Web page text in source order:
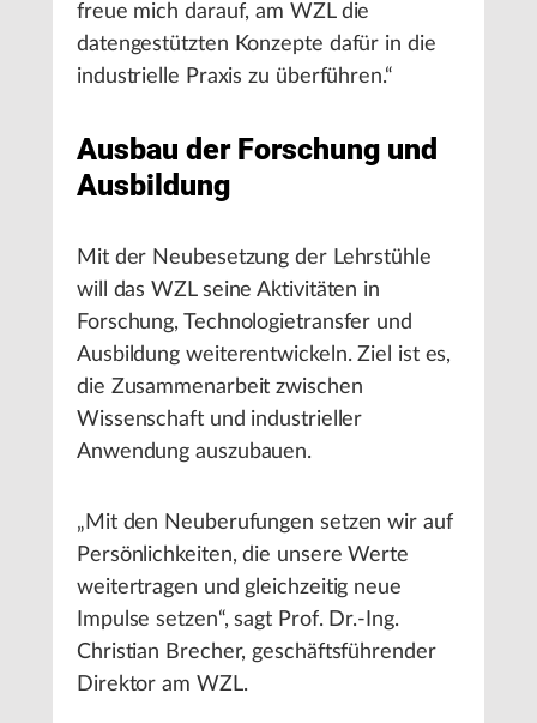
freue mich darauf, am WZL die
datengestützten Konzepte dafür in die
industrielle Praxis zu überführen.“
Ausbau der Forschung und
Ausbildung
Mit der Neubesetzung der Lehrstühle
will das WZL seine Aktivitäten in
Forschung, Technologietransfer und
Ausbildung weiterentwickeln. Ziel ist es,
die Zusammenarbeit zwischen
Wissenschaft und industrieller
Anwendung auszubauen.
„Mit den Neuberufungen setzen wir auf
Persönlichkeiten, die unsere Werte
weitertragen und gleichzeitig neue
Impulse setzen“, sagt Prof. Dr.-Ing.
Christian Brecher, geschäftsführender
Direktor am WZL.